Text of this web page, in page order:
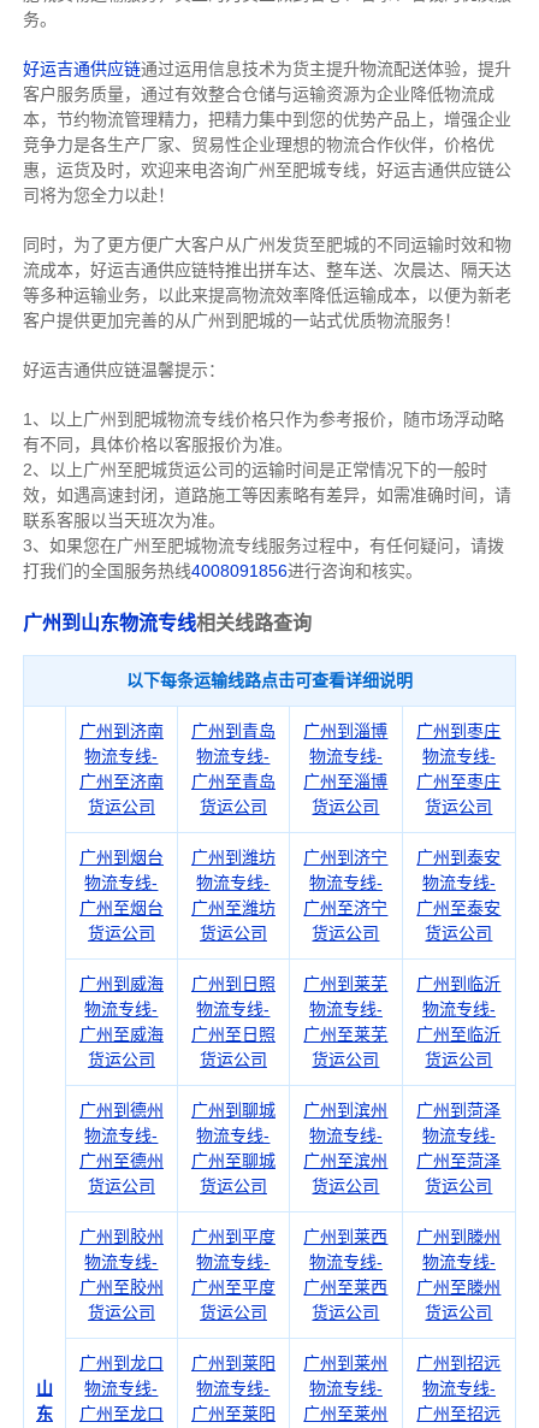
务。
好运吉通供应链通过运用信息技术为货主提升物流配送体验，提升
客户服务质量，通过有效整合仓储与运输资源为企业降低物流成
本，节约物流管理精力，把精力集中到您的优势产品上，增强企业
竞争力是各生产厂家、贸易性企业理想的物流合作伙伴，价格优
惠，运货及时，欢迎来电咨询广州至肥城专线，好运吉通供应链公
司将为您全力以赴！
同时，为了更方便广大客户从广州发货至肥城的不同运输时效和物
流成本，好运吉通供应链特推出拼车达、整车送、次晨达、隔天达
等多种运输业务，以此来提高物流效率降低运输成本，以便为新老
客户提供更加完善的从广州到肥城的一站式优质物流服务！
好运吉通供应链温馨提示：
1、以上广州到肥城物流专线价格只作为参考报价，随市场浮动略
有不同，具体价格以客服报价为准。
2、以上广州 至肥城货运公司的运输时间是正常情况下的一般时
效，如遇高速封闭，道路施工等因素略有差异，如需准确时间，请
联系客服以当天班次为准。
3、如果您在广州 至肥城物流专线服务过程中，有任何疑问，请拨
打我们的全国服务热线4008091856进行咨询和核实。
广州到山东物流专线相关线路查询
以下每条运输线路点击可查看详细说明
山
东
广州到济南
物流专线-
广州至济南
货运公司
广州到青岛
物流专线-
广州至青岛
货运公司
广州到淄博
物流专线-
广州至淄博
货运公司
广州到枣庄
物流专线-
广州至枣庄
货运公司
广州到烟台
物流专线-
广州至烟台
货运公司
广州到潍坊
物流专线-
广州至潍坊
货运公司
广州到济宁
物流专线-
广州至济宁
货运公司
广州到泰安
物流专线-
广州至泰安
货运公司
广州到威海
物流专线-
广州至威海
货运公司
广州到日照
物流专线-
广州至日照
货运公司
广州到莱芜
物流专线-
广州至莱芜
货运公司
广州到临沂
物流专线-
广州至临沂
货运公司
广州到德州
物流专线-
广州至德州
货运公司
广州到聊城
物流专线-
广州至聊城
货运公司
广州到滨州
物流专线-
广州至滨州
货运公司
广州到菏泽
物流专线-
广州至菏泽
货运公司
广州到胶州
物流专线-
广州至胶州
货运公司
广州到平度
物流专线-
广州至平度
货运公司
广州到莱西
物流专线-
广州至莱西
货运公司
广州到滕州
物流专线-
广州至滕州
货运公司
广州到龙口
物流专线-
广州至龙口
广州到莱阳
物流专线-
广州至莱阳
广州到莱州
物流专线-
广州至莱州
广州到招远
物流专线-
广州至招远